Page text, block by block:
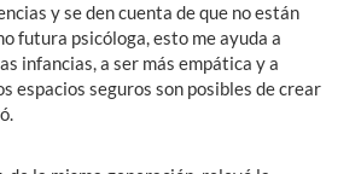
y se den cuenta de que no están
futura psicóloga, esto me ayuda a
infancias, a ser más empática y a
espacios seguros son posibles de crear